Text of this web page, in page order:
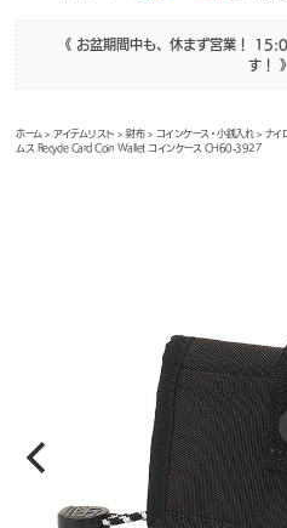
《 お盆期間中も、休まず営業！
す！ 》
ホーム >アイテムリスト > 財布> コインケース・小銭入れ > ナイ
ムス Recycle Card Coin Wallet コインケース CH60-3927